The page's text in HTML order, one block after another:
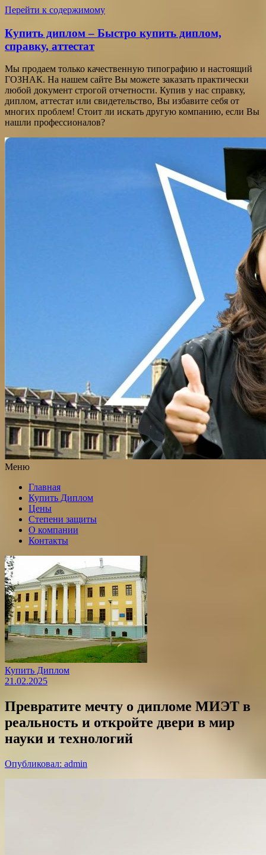
Перейти к содержимому
Купить диплом – Быстро купить диплом,
справку, аттестат
Мы продаем только качественную типографию и настоящий
ГОЗНАК. На нашем сайте Вы можете заказать практически
любой документ строгой отчетности. Купив у нас справку,
диплом, аттестат или свидетельство, Вы избавите себя от
многих проблем! Стоит ли искать другую компанию, если Вы
нашли профессионалов?
Меню
Главная
Купить Диплом
Цены
Степени защиты
О компании
Контакты
Купить Диплом
21.02.2025
Превратите мечту о дипломе МИЭТ в
реальность и откройте двери в мир
науки и технологий
Опубликовал: admin